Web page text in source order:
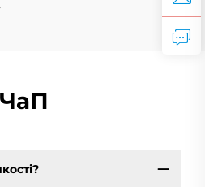
ЧаП